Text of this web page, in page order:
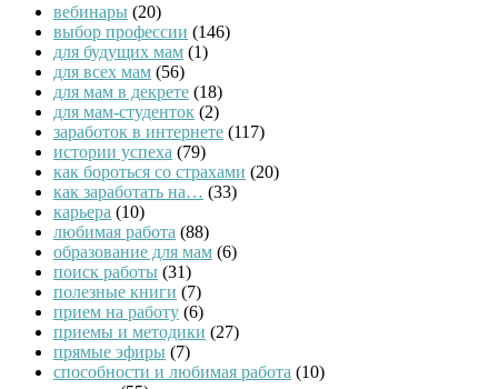
вебинары (20)
выбор профессии (146)
для будущих мам (1)
для всех мам (56)
для мам в декрете (18)
для мам-студенток (2)
заработок в интернете (117)
истории успеха (79)
как бороться со страхами (20)
как заработать на… (33)
карьера (10)
любимая работа (88)
образование для мам (6)
поиск работы (31)
полезные книги (7)
прием на работу (6)
приемы и методики (27)
прямые эфиры (7)
способности и любимая работа (10)